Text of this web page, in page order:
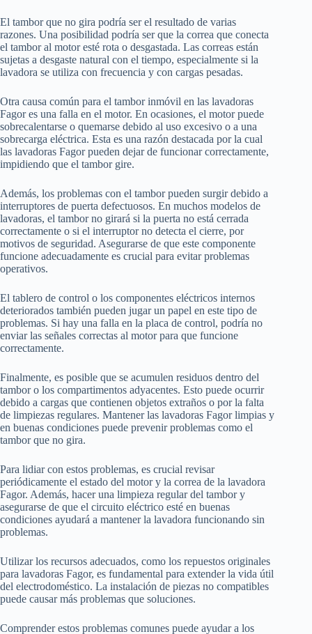
El tambor que no gira podría ser el resultado de varias
razones. Una posibilidad podría ser que la correa que conecta
el tambor al motor esté rota o desgastada. Las correas están
sujetas a desgaste natural con el tiempo, especialmente si la
lavadora se utiliza con frecuencia y con cargas pesadas.
Otra causa común para el tambor inmóvil en las lavadoras
Fagor es una falla en el motor. En ocasiones, el motor puede
sobrecalentarse o quemarse debido al uso excesivo o a una
sobrecarga eléctrica. Esta es una razón destacada por la cual
las lavadoras Fagor pueden dejar de funcionar correctamente,
impidiendo que el tambor gire.
Además, los problemas con el tambor pueden surgir debido a
interruptores de puerta defectuosos. En muchos modelos de
lavadoras, el tambor no girará si la puerta no está cerrada
correctamente o si el interruptor no detecta el cierre, por
motivos de seguridad. Asegurarse de que este componente
funcione adecuadamente es crucial para evitar problemas
operativos.
El tablero de control o los componentes eléctricos internos
deteriorados también pueden jugar un papel en este tipo de
problemas. Si hay una falla en la placa de control, podría no
enviar las señales correctas al motor para que funcione
correctamente.
Finalmente, es posible que se acumulen residuos dentro del
tambor o los compartimentos adyacentes. Esto puede ocurrir
debido a cargas que contienen objetos extraños o por la falta
de limpiezas regulares. Mantener las lavadoras Fagor limpias y
en buenas condiciones puede prevenir problemas como el
tambor que no gira.
Para lidiar con estos problemas, es crucial revisar
periódicamente el estado del motor y la correa de la lavadora
Fagor. Además, hacer una limpieza regular del tambor y
asegurarse de que el circuito eléctrico esté en buenas
condiciones ayudará a mantener la lavadora funcionando sin
problemas.
Utilizar los recursos adecuados, como los repuestos originales
para lavadoras Fagor, es fundamental para extender la vida útil
del electrodoméstico. La instalación de piezas no compatibles
puede causar más problemas que soluciones.
Comprender estos problemas comunes puede ayudar a los